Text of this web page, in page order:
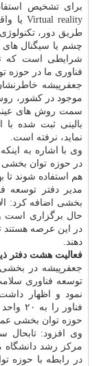
برای تشخیص
طریق دور،
چشم یا سیگنال های
شرایطی است كه
فناوری ما در حوزه
جعفرپیشه
موجود در كشور،
بالینی ثبت شده با
نماید، نرفته است.
وی با اشاره به
در حوزه توان بخشی
هم استفاده شوند
مدیر دفتر توسعه
بخشی اضافه كرد:
حال برگزاری است و
در این عرصه هستند
دهند.
فعالیت هشت دفتر
جعفرپیشه در
توسعه فناوری
نمود و اظهار
حوزه توان بخشی
مركز رشد دانشگاه
در رابطه با حوزه